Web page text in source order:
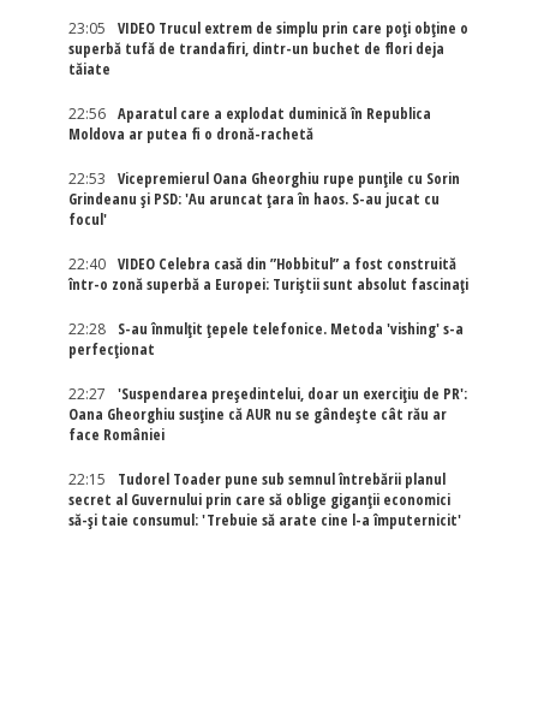
23:05
VIDEO Trucul extrem de simplu prin care poți obține o
superbă tufă de trandafiri, dintr-un buchet de flori deja
tăiate
22:56
Aparatul care a explodat duminică în Republica
Moldova ar putea fi o dronă-rachetă
22:53
Vicepremierul Oana Gheorghiu rupe punțile cu Sorin
Grindeanu și PSD: 'Au aruncat țara în haos. S-au jucat cu
focul'
22:40
VIDEO Celebra casă din ”Hobbitul” a fost construită
într-o zonă superbă a Europei: Turiștii sunt absolut fascinați
22:28
S-au înmulțit țepele telefonice. Metoda 'vishing' s-a
perfecționat
22:27
'Suspendarea președintelui, doar un exercițiu de PR':
Oana Gheorghiu susține că AUR nu se gândește cât rău ar
face României
22:15
Tudorel Toader pune sub semnul întrebării planul
secret al Guvernului prin care să oblige giganții economici
să-și taie consumul: 'Trebuie să arate cine l-a împuternicit'